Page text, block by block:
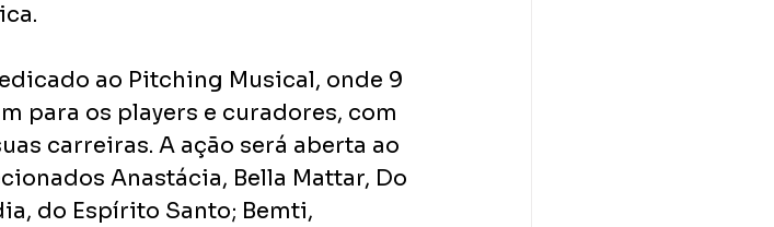
ao Pitching Musical, onde 9
para os players e curadores, com
carreiras. A ação será aberta ao
Anastácia, Bella Mattar, Do
do Espírito Santo; Bemti,